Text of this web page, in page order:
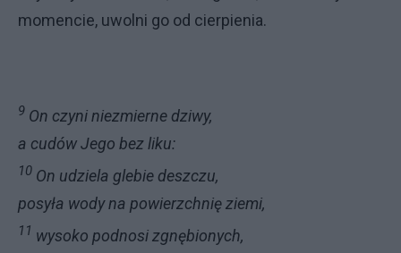
momencie, uwolni go od cierpienia.
9 On czyni niezmierne dziwy,
a cudów Jego bez liku:
10 On udziela glebie deszczu,
posyła wody na powierzchnię ziemi,
11 wysoko podnosi zgnębionych,